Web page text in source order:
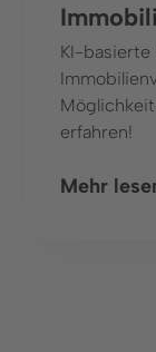
KI-basierte
erfahren!
Mehr